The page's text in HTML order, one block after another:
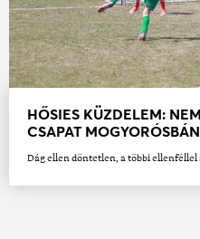
HŐSIES KÜZDELEM:
CSAPAT
Dág ellen döntetlen, a többi ellenféllel